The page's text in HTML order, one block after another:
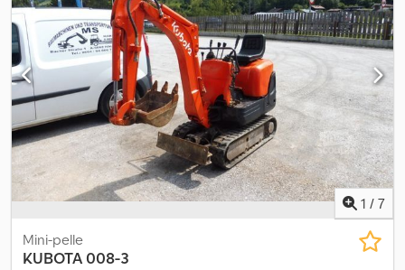
1 / 7
Mini-pelle
KUBOTA 008-3